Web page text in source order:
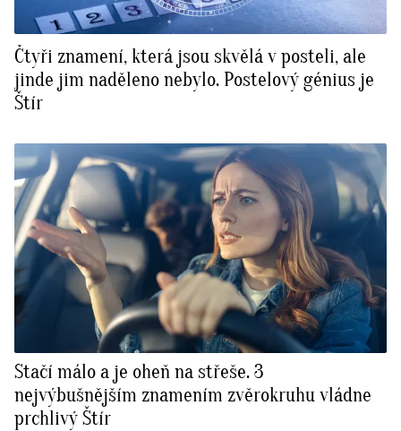
Čtyři znamení, která jsou skvělá v posteli, ale
jinde jim naděleno nebylo. Postelový génius je
Štír
Stačí málo a je oheň na střeše. 3
nejvýbušnějším znamením zvěrokruhu vládne
prchlivý Štír